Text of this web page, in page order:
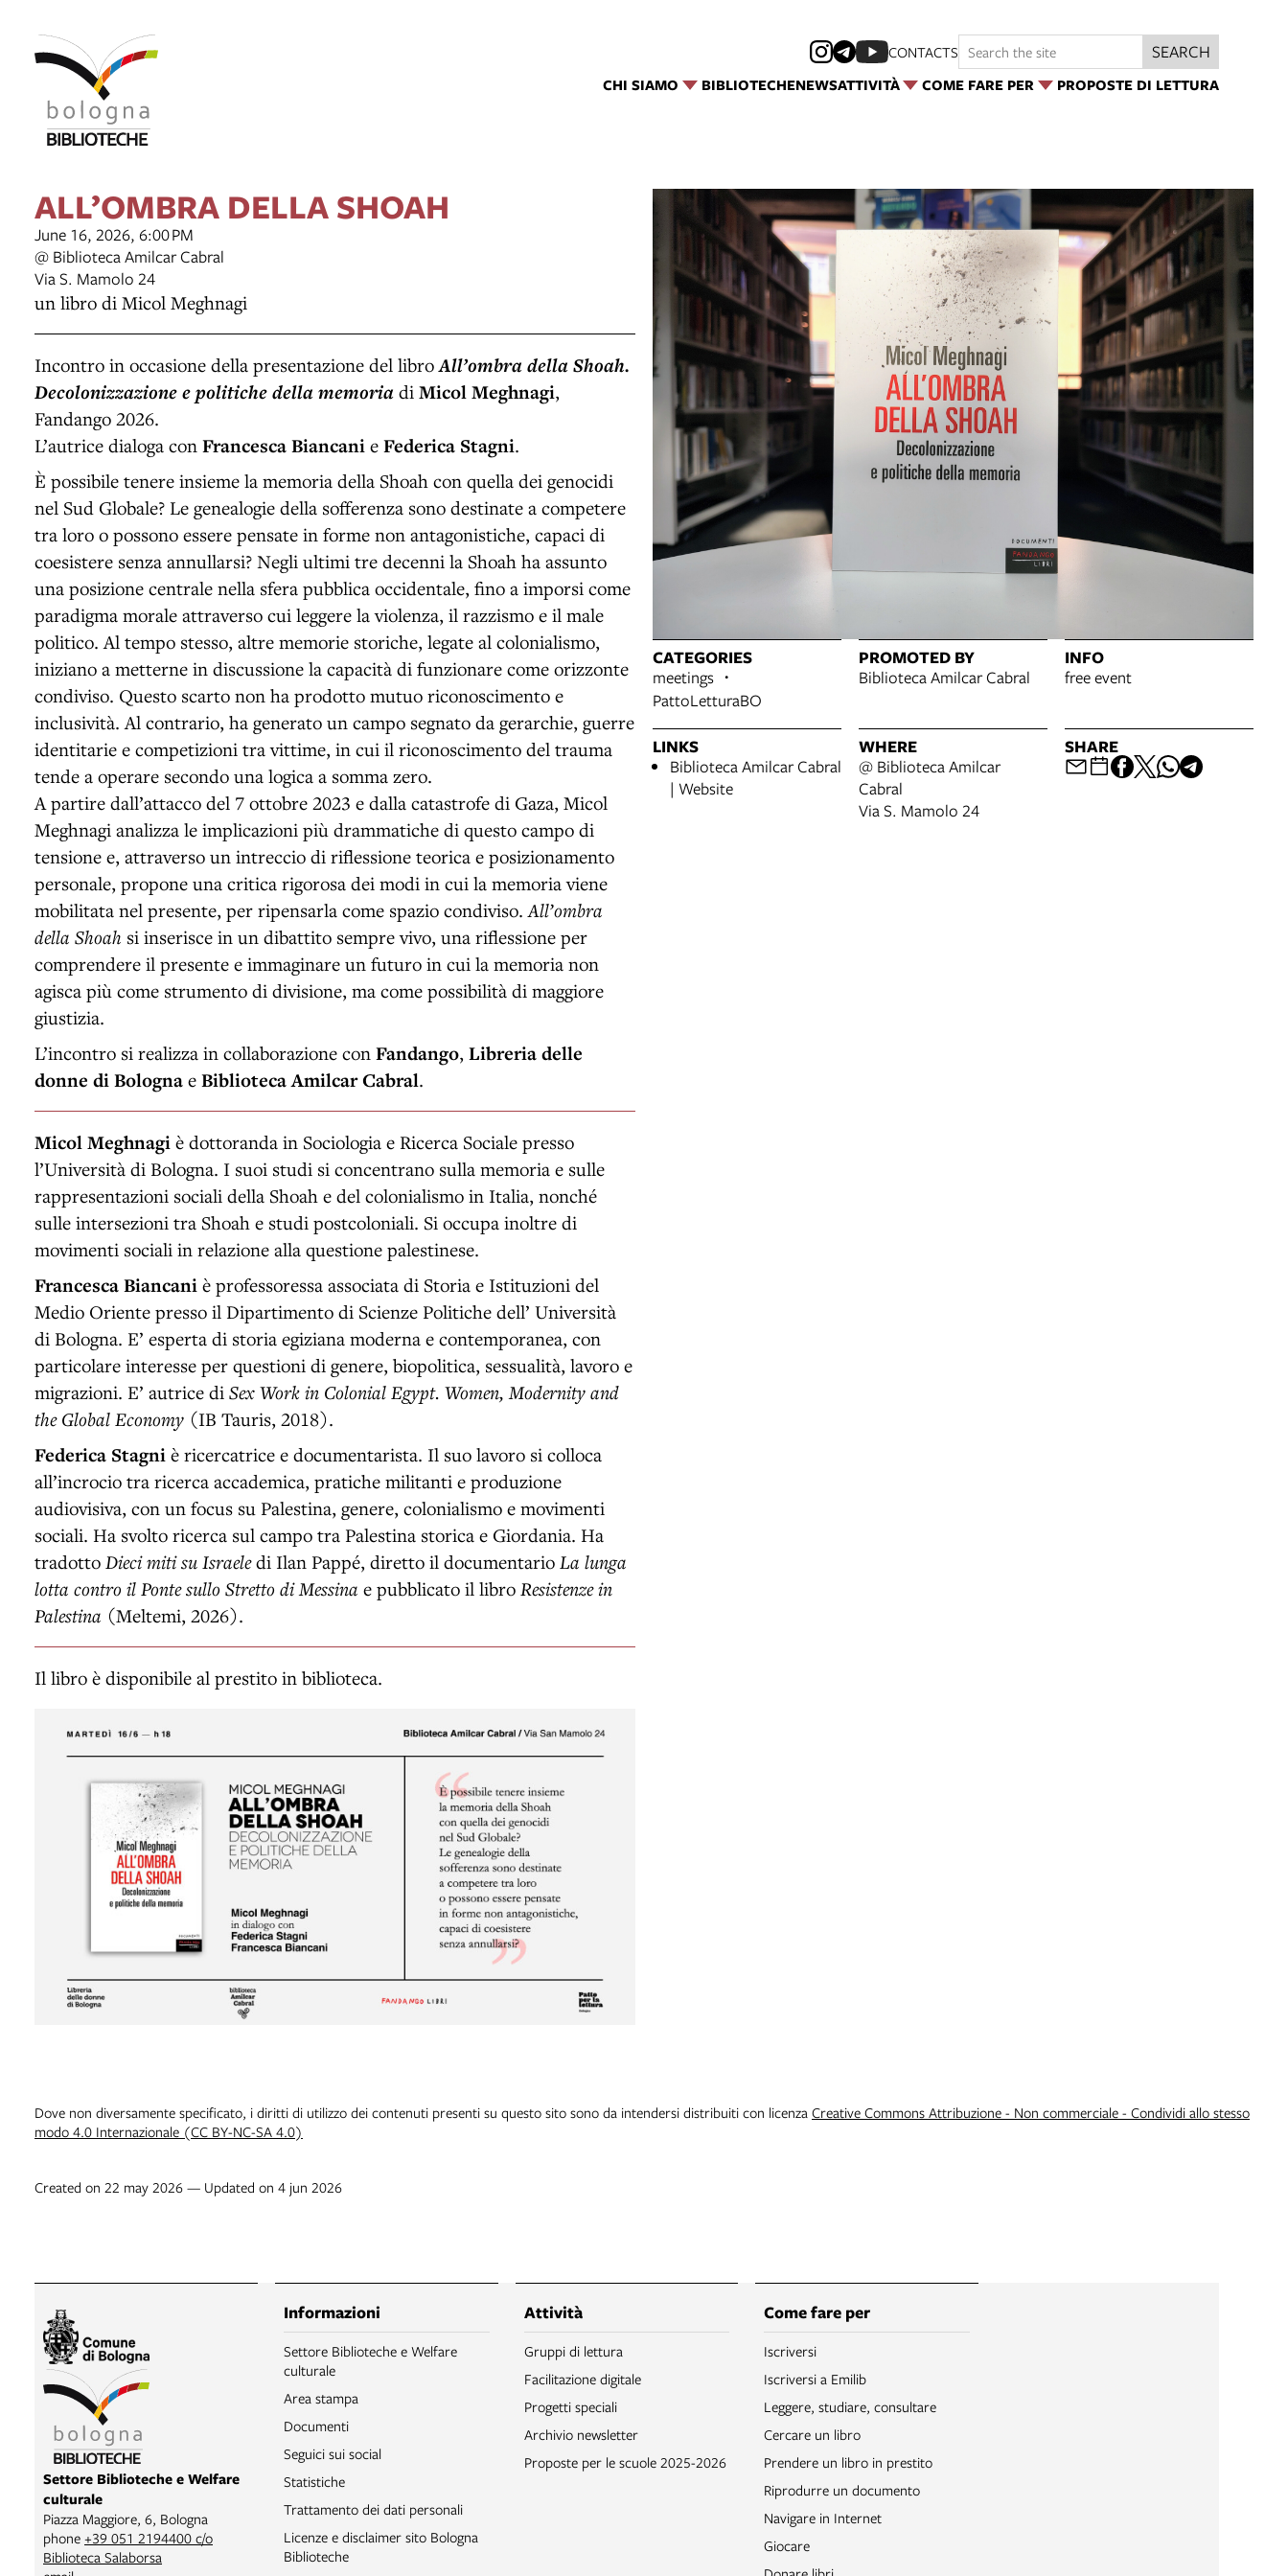
CHI SIAMO BIBLIOTECHENEWSATTIVITÀ COME FARE PER PROPOSTE DI LETTURA
CONTACTS SEARCH
ALL’OMBRA DELLA SHOAH
June 16, 2026, 6:00 PM
@ Biblioteca Amilcar Cabral
Via S. Mamolo 24
un libro di Micol Meghnagi
Incontro in occasione della presentazione del libro All’ombra della Shoah.
Decolonizzazione e politiche della memoria di Micol Meghnagi,
Fandango 2026.
L’autrice dialoga con Francesca Biancani e Federica Stagni.
È possibile tenere insieme la memoria della Shoah con quella dei genocidi
nel Sud Globale? Le genealogie della sofferenza sono destinate a competere
tra loro o possono essere pensate in forme non antagonistiche, capaci di
coesistere senza annullarsi? Negli ultimi tre decenni la Shoah ha assunto
una posizione centrale nella sfera pubblica occidentale, fino a imporsi come
paradigma morale attraverso cui leggere la violenza, il razzismo e il male
politico. Al tempo stesso, altre memorie storiche, legate al colonialismo,
iniziano a metterne in discussione la capacità di funzionare come orizzonte
condiviso. Questo scarto non ha prodotto mutuo riconoscimento e
inclusività. Al contrario, ha generato un campo segnato da gerarchie, guerre
identitarie e competizioni tra vittime, in cui il riconoscimento del trauma
tende a operare secondo una logica a somma zero.
A partire dall’attacco del 7 ottobre 2023 e dalla catastrofe di Gaza, Micol
Meghnagi analizza le implicazioni più drammatiche di questo campo di
tensione e, attraverso un intreccio di riflessione teorica e posizionamento
personale, propone una critica rigorosa dei modi in cui la memoria viene
mobilitata nel presente, per ripensarla come spazio condiviso. All’ombra
della Shoah si inserisce in un dibattito sempre vivo, una riflessione per
comprendere il presente e immaginare un futuro in cui la memoria non
agisca più come strumento di divisione, ma come possibilità di maggiore
giustizia.
L’incontro si realizza in collaborazione con Fandango, Libreria delle
donne di Bologna e Biblioteca Amilcar Cabral.
Micol Meghnagi è dottoranda in Sociologia e Ricerca Sociale presso
l’Università di Bologna. I suoi studi si concentrano sulla memoria e sulle
rappresentazioni sociali della Shoah e del colonialismo in Italia, nonché
sulle intersezioni tra Shoah e studi postcoloniali. Si occupa inoltre di
movimenti sociali in relazione alla questione palestinese.
Francesca Biancani è professoressa associata di Storia e Istituzioni del
Medio Oriente presso il Dipartimento di Scienze Politiche dell’ Università
di Bologna. E’ esperta di storia egiziana moderna e contemporanea, con
particolare interesse per questioni di genere, biopolitica, sessualità, lavoro e
migrazioni. E’ autrice di Sex Work in Colonial Egypt. Women, Modernity and
the Global Economy (IB Tauris, 2018).
Federica Stagni è ricercatrice e documentarista. Il suo lavoro si colloca
all’incrocio tra ricerca accademica, pratiche militanti e produzione
audiovisiva, con un focus su Palestina, genere, colonialismo e movimenti
sociali. Ha svolto ricerca sul campo tra Palestina storica e Giordania. Ha
tradotto Dieci miti su Israeledi Ilan Pappé, diretto il documentario La lunga
lotta contro il Ponte sullo Stretto di Messina e pubblicato il libro Resistenze in
Palestina (Meltemi, 2026).
Il libro è disponibile al prestito in biblioteca.
CATEGORIES
meetings
PattoLetturaBO
PROMOTED BY
Biblioteca Amilcar Cabral
INFO
free event
LINKS
Biblioteca Amilcar Cabral
| Website
WHERE
@ Biblioteca Amilcar
Cabral
Via S. Mamolo 24
SHARE
Dove non diversamente specificato, i diritti di utilizzo dei contenuti presenti su questo sito sono da intendersi distribuiti con licenza Creative Commons Attribuzione - Non commerciale - Condividi allo stesso
modo 4.0 Internazionale (CC BY-NC-SA 4.0)
Created on 22 may 2026 — Updated on 4 jun 2026
Settore Biblioteche e Welfare
culturale
Piazza Maggiore, 6, Bologna
phone +39 051 2194400 c/o
Biblioteca Salaborsa
Informazioni
Settore Biblioteche e Welfare
culturale
Area stampa
Documenti
Seguici sui social
Statistiche
Trattamento dei dati personali
Licenze e disclaimer sito Bologna
Biblioteche
Attività
Gruppi di lettura
Facilitazione digitale
Progetti speciali
Archivio newsletter
Proposte per le scuole 2025-2026
Come fare per
Iscriversi
Iscriversi a Emilib
Leggere, studiare, consultare
Cercare un libro
Prendere un libro in prestito
Riprodurre un documento
Navigare in Internet
Giocare